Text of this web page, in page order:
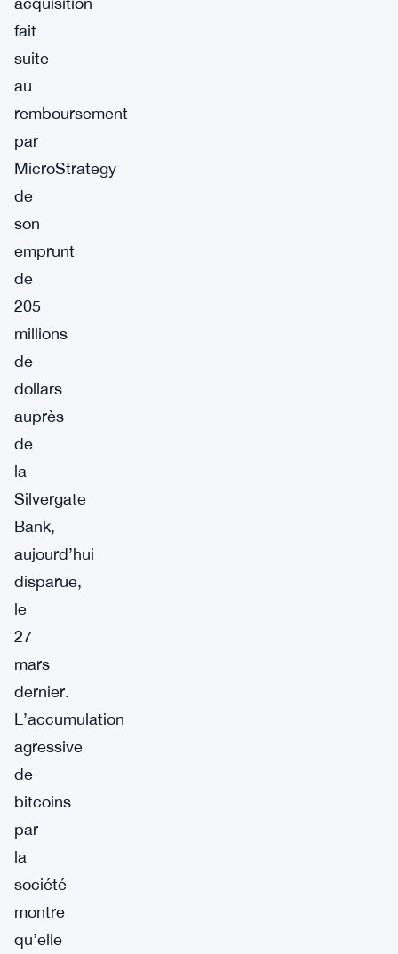
fait
suite
au
remboursement
par
MicroStrategy
de
son
emprunt
de
205
millions
de
dollars
auprès
de
la
Silvergate
Bank,
aujourd’hui
disparue,
le
27
mars
dernier.
L’accumulation
agressive
de
bitcoins
par
la
société
montre
qu’elle